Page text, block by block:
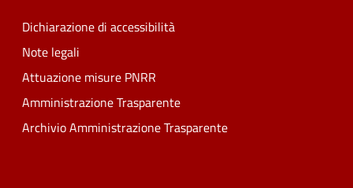
Dichiarazione di accessibilità
Note legali
Attuazione misure PNRR
Amministrazione Trasparente
Archivio Amministrazione Trasparente